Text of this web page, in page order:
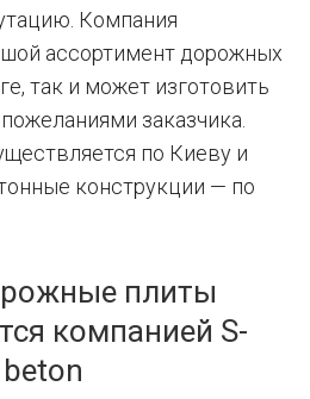
Компания
ассортимент дорожных
так и может изготовить
заказчика.
по Киеву и
конструкции — по
плиты
компанией S-
beton